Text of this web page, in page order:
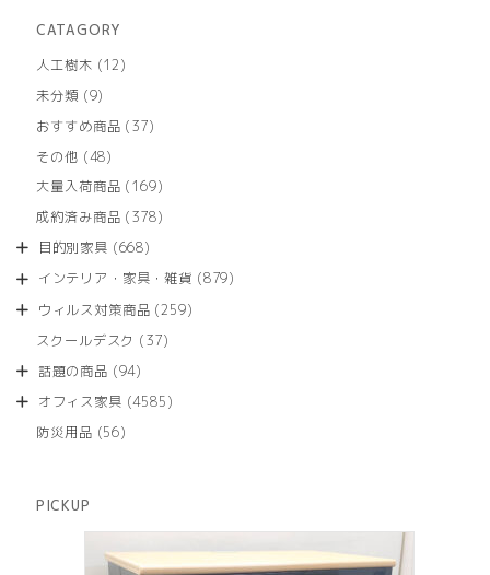
CATAGORY
人工樹木
1212
商
未分類 99
の
商
おすすめ商品 3737
商
その他 4848
の
商
大量入荷商品 169169
の
成約済み商品 378378
商
目的別家具 668668
の
商
インテリア・家具・雑貨 879879
ウィルス対策商品 259259
スクールデスク 3737
商
話題の商品 9494
の
オフィス家具 45854585
防災用品 5656
PICKUP